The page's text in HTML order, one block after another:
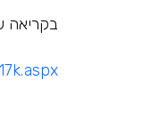
בקריאה